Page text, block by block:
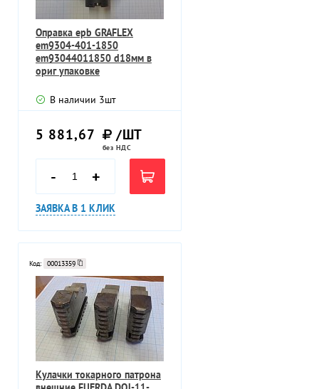
Оправка epb GRAFLEX
em9304-401-1850
em93044011850 d18мм в
ориг упаковке
В наличии 3шт
5 881,67 /ШТ
без НДС
- +
ЗАЯВКА В 1 КЛИК
Код: 00013359
Кулачки токарного патрона